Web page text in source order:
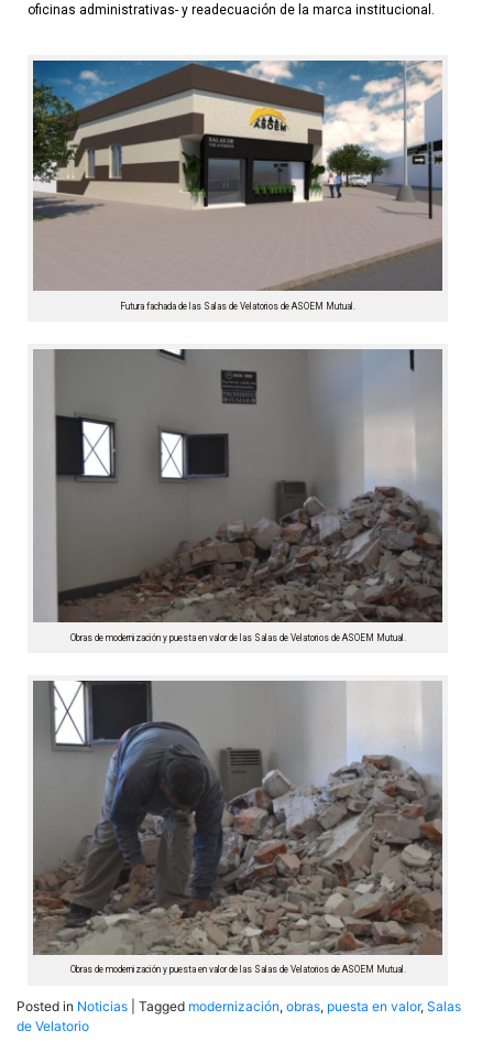
oficinas administrativas- y readecuación de la marca institucional.
Futura fachada de las Salas de Velatorios de ASOEM Mutual.
Obras de modernización y puesta en valor de las Salas de Velatorios de ASOEM Mutual.
Obras de modernización y puesta en valor de las Salas de Velatorios de ASOEM Mutual.
Posted in Noticias Tagged modernización, obras, puesta en valor, Salas
de Velatorio